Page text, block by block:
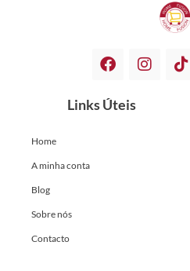
Links Úteis
Home
A minha conta
Blog
Sobre nós
Contacto